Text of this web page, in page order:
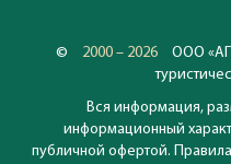
© 2000 – 2026
ООО
Вся информация,
информационный
публичной офертой.